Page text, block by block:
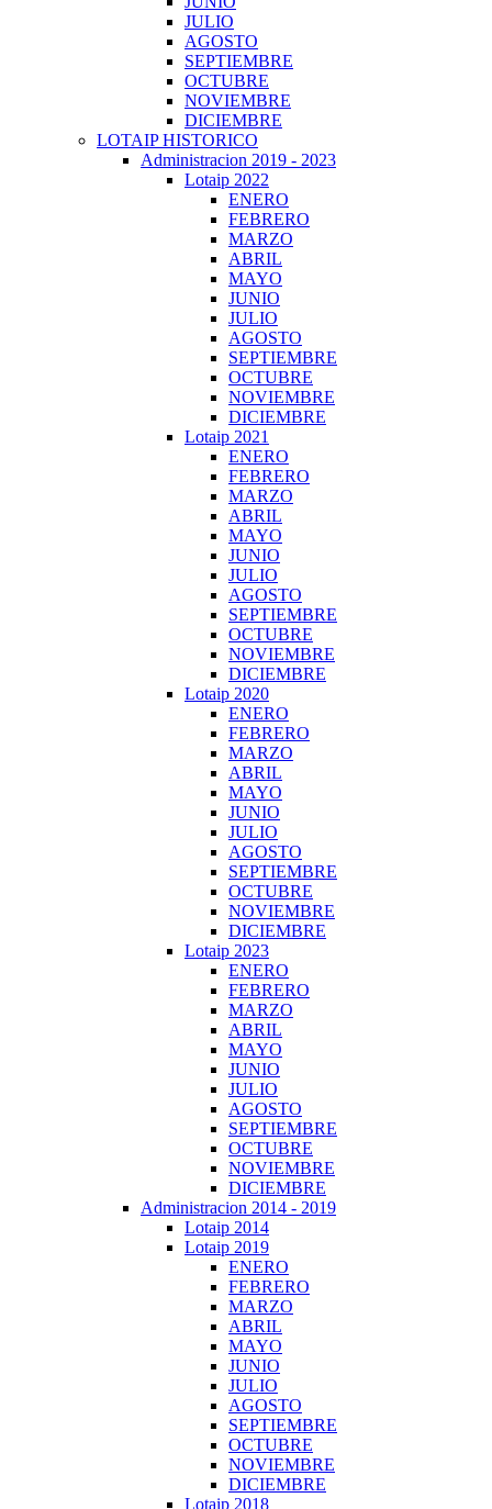
JULIO
AGOSTO
SEPTIEMBRE
OCTUBRE
NOVIEMBRE
DICIEMBRE
LOTAIP HISTORICO
Administracion 2019 - 2023
Lotaip 2022
ENERO
FEBRERO
MARZO
ABRIL
MAYO
JUNIO
JULIO
AGOSTO
SEPTIEMBRE
OCTUBRE
NOVIEMBRE
DICIEMBRE
Lotaip 2021
ENERO
FEBRERO
MARZO
ABRIL
MAYO
JUNIO
JULIO
AGOSTO
SEPTIEMBRE
OCTUBRE
NOVIEMBRE
DICIEMBRE
Lotaip 2020
ENERO
FEBRERO
MARZO
ABRIL
MAYO
JUNIO
JULIO
AGOSTO
SEPTIEMBRE
OCTUBRE
NOVIEMBRE
DICIEMBRE
Lotaip 2023
ENERO
FEBRERO
MARZO
ABRIL
MAYO
JUNIO
JULIO
AGOSTO
SEPTIEMBRE
OCTUBRE
NOVIEMBRE
DICIEMBRE
Administracion 2014 - 2019
Lotaip 2014
Lotaip 2019
ENERO
FEBRERO
MARZO
ABRIL
MAYO
JUNIO
JULIO
AGOSTO
SEPTIEMBRE
OCTUBRE
NOVIEMBRE
DICIEMBRE
Lotaip 2018